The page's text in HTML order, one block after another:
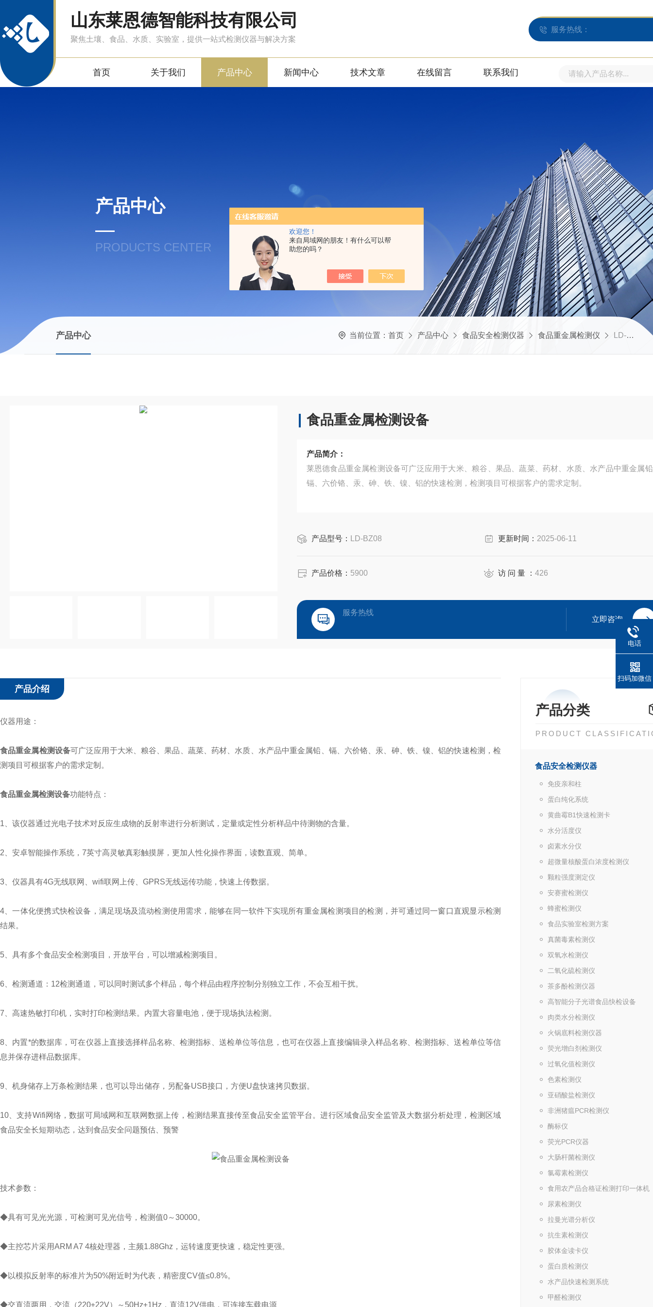
欢迎您！
来自局域网的朋友！有什么可以帮
助您的吗？
山东莱恩德智能科技有限公司
聚焦土壤、食品、水质、实验室，提供一站式检测仪器与解决方案
服务热线：
首页 关于我们 产品中心 新闻中心 技术文章 在线留言 联系我们
产品中心
PRODUCTS CENTER
产品中心 当前位置： 首页 产品中心 食品安全检测仪器 食品重金属检测仪 LD-BZ08食品重金属检测设备
食品重金属检测设备
产品简介：
莱恩德食品重金属检测设备可广泛应用于大米、粮谷、果品、蔬菜、药材、水质、水产品中重金属
镉、六价铬、汞、砷、铁、镍、铝的快速检测，检测项目可根据客户的需求定制。
产品型号： LD-BZ08 更新时间： 2025-06-11
产品价格： 5900 访 问 量 ：426
服务热线
立即咨询
产品分类
PRODUCT
食品安全检测仪器
免疫亲和柱
蛋白纯化系统
黄曲霉B1快速检测卡
水分活度仪
卤素水分仪
超微量核酸蛋白浓度检测仪
颗粒强度测定仪
安赛蜜检测仪
蜂蜜检测仪
食品实验室检测方案
真菌毒素检测仪
双氧水检测仪
二氧化硫检测仪
茶多酚检测仪器
高智能分子光谱食品快检设备
肉类水分检测仪
火锅底料检测仪器
荧光增白剂检测仪
过氧化值检测仪
色素检测仪
亚硝酸盐检测仪
非洲猪瘟PCR检测仪
酶标仪
荧光PCR仪器
大肠杆菌检测仪
氯霉素检测仪
食用农产品合格证检测打印一体机
尿素检测仪
拉曼光谱分析仪
抗生素检测仪
胶体金读卡仪
蛋白质检测仪
水产品快速检测系统
甲醛检测仪
产品介绍
仪器用途：
食品重金属检测设备可广泛应用于大米、粮谷、果品、蔬菜、药材、水质、水产品中重金属铅、镉、六价铬、汞、砷、铁、镍、铝的快速检测，检
测项目可根据客户的需求定制。
食品重金属检测设备功能特点：
1、该仪器通过光电子技术对反应生成物的反射率进行分析测试，定量或定性分析样品中待测物的含量。
2、安卓智能操作系统，7英寸高灵敏真彩触摸屏，更加人性化操作界面，读数直观、简单。
3、仪器具有4G无线联网、wifi联网上传、GPRS无线远传功能，快速上传数据。
4、一体化便携式快检设备，满足现场及流动检测使用需求，能够在同一软件下实现所有重金属检测项目的检测，并可通过同一窗口直观显示检测
结果。
5、具有多个食品安全检测项目，开放平台，可以增减检测项目。
6、检测通道：12检测通道，可以同时测试多个样品，每个样品由程序控制分别独立工作，不会互相干扰。
7、高速热敏打印机，实时打印检测结果。内置大容量电池，便于现场执法检测。
8、内置*的数据库，可在仪器上直接选择样品名称、检测指标、送检单位等信息，也可在仪器上直接编辑录入样品名称、检测指标、送检单位等信
息并保存进样品数据库。
9、机身储存上万条检测结果，也可以导出储存，另配备USB接口，方便U盘快速拷贝数据。
10、支持Wifi网络，数据可局域网和互联网数据上传，检测结果直接传至食品安全监管平台。进行区域食品安全监管及大数据分析处理，检测区域
食品安全长短期动态，达到食品安全问题预估、预警
技术参数：
◆具有可见光光源，可检测可见光信号，检测值0～30000。
◆主控芯片采用ARM A7 4核处理器，主频1.88Ghz，运转速度更快速，稳定性更强。
◆以模拟反射率的标准片为50%附近时为代表，精密度CV值≤0.8%。
◆交直流两用，交流（220±22V）～50Hz±1Hz，直流12V供电，可连接车载电源
电话
扫码加微信